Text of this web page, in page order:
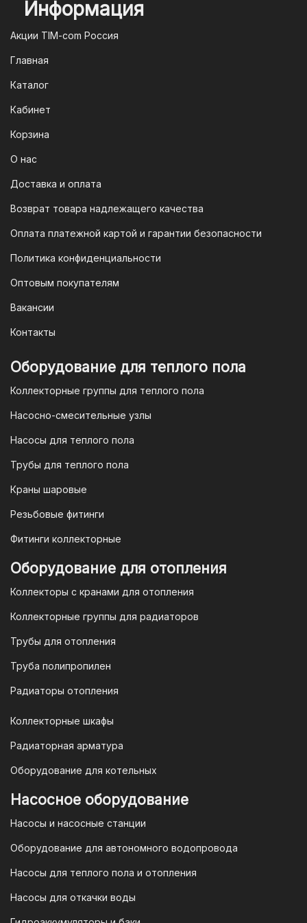
2. Оплата через систему быстрых
платежей (СПБ)
Мы следим за современными
систему быстрых платежей (СПБ).
предоставлен QR-код. Просто
доступен для большинства российских
3. Оплата по QR-коду
— это QR-код. После оформления
заказа мы предоставим вам
уникальный QR-код, который можно
приложении вашего банка. Это быстро,
удобно и безопасно.
юридических лиц
Для наших корпоративных клиентов
мы предлагаем безналичную оплату по
выставим вам счет, который можно
оплатить в течение 3 рабочих дней.
организаций и ИП необходимо
связаться с оптовым отделом
электронную почту
opt@mail.ru
Гарантия и условия гарантии
магазине "TIM-com Россия" Вы можете
быть уверены в том, что мы действуем
в рамках действующего
Законодательства Российской
Федерации и Ваши права, как
Информация
Акции TIM-com Россия
Главная
Каталог
Кабинет
Корзина
О нас
Доставка и оплата
Возврат товара надлежащего качества
Оплата платежной картой и гарантии безопасности
Политика конфиденциальности
Оптовым покупателям
Вакансии
Контакты
Оборудование для теплого пола
Коллекторные группы для теплого пола
Насосно-смесительные узлы
Насосы для теплого пола
Трубы для теплого пола
Краны шаровые
Резьбовые фитинги
Фитинги коллекторные
Оборудование для отопления
Коллекторы с кранами для отопления
Коллекторные группы для радиаторов
Трубы для отопления
Труба полипропилен
Радиаторы отопления
Коллекторные шкафы
Радиаторная арматура
Оборудование для котельных
Насосное оборудование
Насосы и насосные станции
Оборудование для автономного водопровода
Насосы для теплого пола и отопления
Насосы для откачки воды